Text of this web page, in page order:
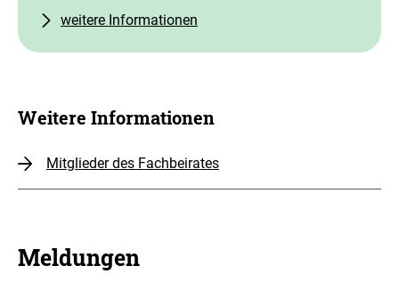
weitere Informationen
Weitere Informationen
Mitglieder des Fachbeirates
Meldungen